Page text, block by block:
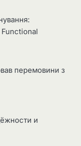
перемовини з
и